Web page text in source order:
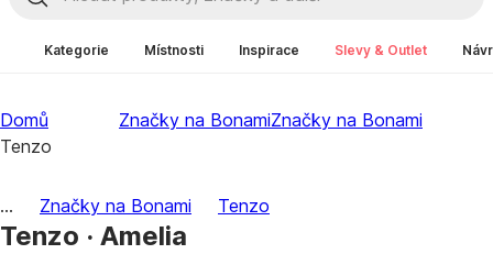
Kategorie Místnosti Inspirace Slevy & Outlet
Domů Značky na BonamiZnačky na Bonami
Tenzo
... Značky na Bonami Tenzo
Tenzo · Amelia